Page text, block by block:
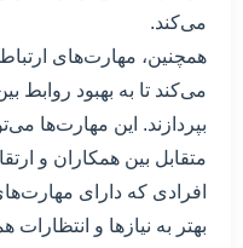
می‌کند.
همچنین، مهارت‌های
می‌کند تا به بهبود
بپردازند. این مهارت‌ها
متقابل بین همکاران و
افرادی که دارای
بهتر به نیازها و